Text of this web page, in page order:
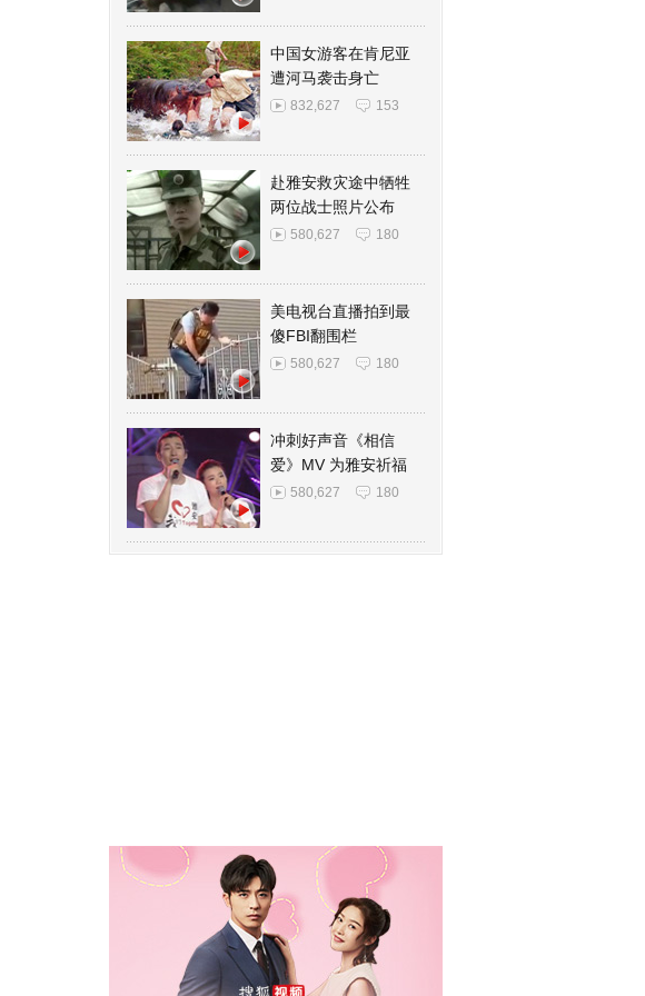
中国女游客在肯尼亚
遭河马袭击身亡
832,627 153
赴雅安救灾途中牺牲
两位战士照片公布
580,627 180
美电视台直播拍到最
傻FBI翻围栏
580,627 180
冲刺好声音《相信
爱》MV 为雅安祈福
580,627 180